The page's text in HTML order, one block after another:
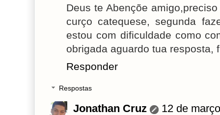
Deus te Abençõe
curço catequese, segunda
estou com dificuldade como
obrigada aguardo tua resposta,
Responder
Respostas
Jonathan Cruz 12 de